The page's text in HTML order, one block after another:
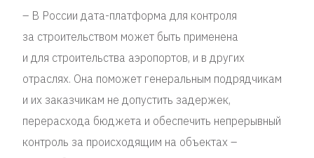
– В России дата-платформа для контроля
за строительством может быть применена
и для строительства аэропортов, и в других
отраслях. Она поможет генеральным подрядчикам
и их заказчикам не допустить задержек,
перерасхода бюджета и обеспечить непрерывный
контроль за происходящим на объектах –